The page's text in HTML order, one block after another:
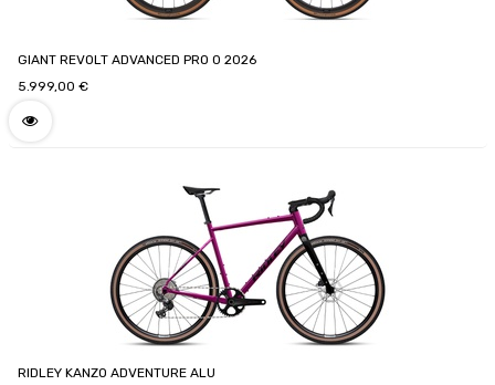
GIANT REVOLT ADVANCED PRO 0 2026
5.999,00 €
RIDLEY KANZO ADVENTURE ALU